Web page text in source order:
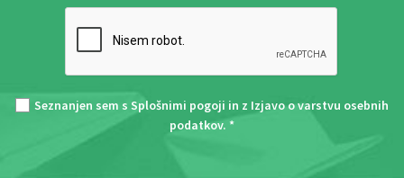
Seznanjen sem s Splošnimi pogoji in z Izjavo o varstvu osebnih
podatkov. *